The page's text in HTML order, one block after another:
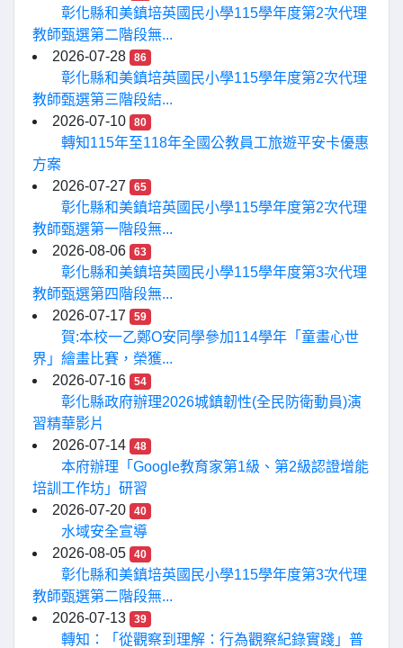
彰化縣和美鎮培英國民小學115學年度第2次代理
教師甄選第二階段無...
2026-07-28
86
彰化縣和美鎮培英國民小學115學年度第2次代理
教師甄選第三階段結...
2026-07-10
80
轉知115年至118年全國公教員工旅遊平安卡優惠
方案
2026-07-27
65
彰化縣和美鎮培英國民小學115學年度第2次代理
教師甄選第一階段無...
2026-08-06
63
彰化縣和美鎮培英國民小學115學年度第3次代理
教師甄選第四階段無...
2026-07-17
59
賀:本校一乙鄭O安同學參加114學年「童畫心世
界」繪畫比賽，榮獲...
2026-07-16
54
彰化縣政府辦理2026城鎮韌性(全民防衛動員)演
習精華影片
2026-07-14
48
本府辦理「Google教育家第1級、第2級認證增能
培訓工作坊」研習
2026-07-20
40
水域安全宣導
2026-08-05
40
彰化縣和美鎮培英國民小學115學年度第3次代理
教師甄選第二階段無...
2026-07-13
39
轉知：「從觀察到理解：行為觀察紀錄實踐」普